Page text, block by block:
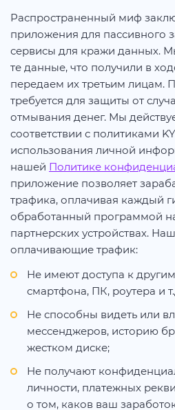
Распространенный миф
приложения для пассивного
сервисы для кражи данных.
те данные, что получили в
передаем их третьим лицам.
требуется для защиты от
отмывания денег. Мы
соответствии с политиками
использования личной
нашей Политике
приложение позволяет
трафика, оплачивая каждый
обработанный программой
партнерских устройствах.
оплачивающие трафик:
Не имеют доступа к
смартфона, ПК, роутера и
Не способны видеть или
мессенджеров, историю
жестком диске;
Не получают
личности, платежных
о том, каков ваш